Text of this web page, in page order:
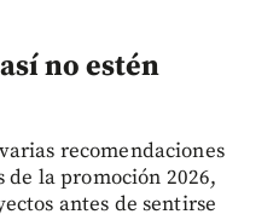
no estén
recomendaciones
la promoción 2026,
antes de sentirse